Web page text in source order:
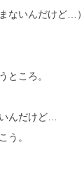
ないんだけど…）
ところ。
んだけど…
う。